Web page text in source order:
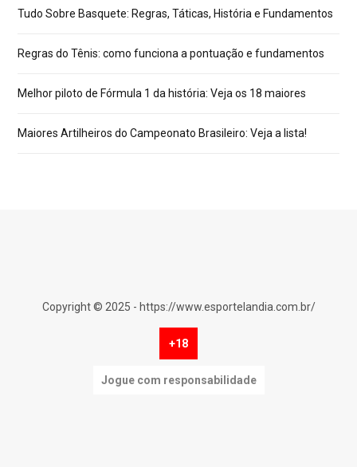
Tudo Sobre Basquete: Regras, Táticas, História e Fundamentos
Regras do Tênis: como funciona a pontuação e fundamentos
Melhor piloto de Fórmula 1 da história: Veja os 18 maiores
Maiores Artilheiros do Campeonato Brasileiro: Veja a lista!
Copyright © 2025 - https://www.esportelandia.com.br/
+18
Jogue com responsabilidade